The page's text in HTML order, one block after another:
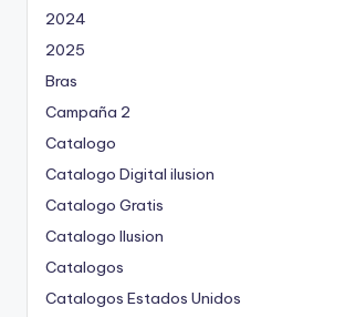
2024
2025
Bras
Campaña 2
Catalogo
Catalogo Digital ilusion
Catalogo Gratis
Catalogo Ilusion
Catalogos
Catalogos Estados Unidos